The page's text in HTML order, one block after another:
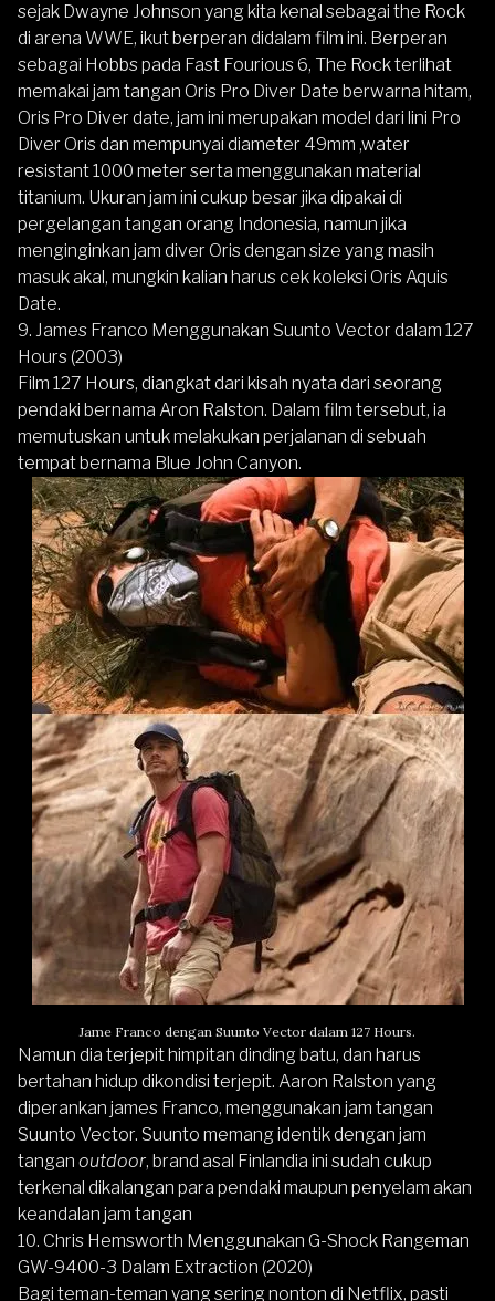
sejak Dwayne Johnson yang kita kenal sebagai the Rock
di arena WWE, ikut berperan didalam film ini. Berperan
sebagai Hobbs pada Fast Fourious 6, The Rock terlihat
memakai jam tangan Oris Pro Diver Date berwarna hitam,
Oris Pro Diver date, jam ini merupakan model dari lini Pro
Diver Oris dan mempunyai diameter 49mm ,water
resistant 1000 meter serta menggunakan material
titanium. Ukuran jam ini cukup besar jika dipakai di
pergelangan tangan orang Indonesia, namun jika
menginginkan jam diver Oris dengan size yang masih
masuk akal, mungkin kalian harus cek koleksi Oris Aquis
Date.
9. James Franco Menggunakan Suunto Vector dalam 127
Hours (2003)
Film 127 Hours, diangkat dari kisah nyata dari seorang
pendaki bernama Aron Ralston. Dalam film tersebut, ia
memutuskan untuk melakukan perjalanan di sebuah
tempat bernama Blue John Canyon.
Jame Franco dengan Suunto Vector dalam 127 Hours.
Namun dia terjepit himpitan dinding batu, dan harus
bertahan hidup dikondisi terjepit. Aaron Ralston yang
diperankan james Franco, menggunakan jam tangan
Suunto Vector. Suunto memang identik dengan jam
tangan outdoor, brand asal Finlandia ini sudah cukup
terkenal dikalangan para pendaki maupun penyelam akan
keandalan jam tangan
10. Chris Hemsworth Menggunakan G-Shock Rangeman
GW-9400-3 Dalam Extraction (2020)
Bagi teman-teman yang sering nonton di Netflix, pasti